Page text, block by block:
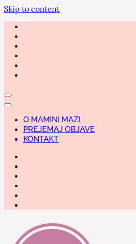
Skip to content
O MAMINI MAZI
PREJEMAJ OBJAVE
KONTAKT